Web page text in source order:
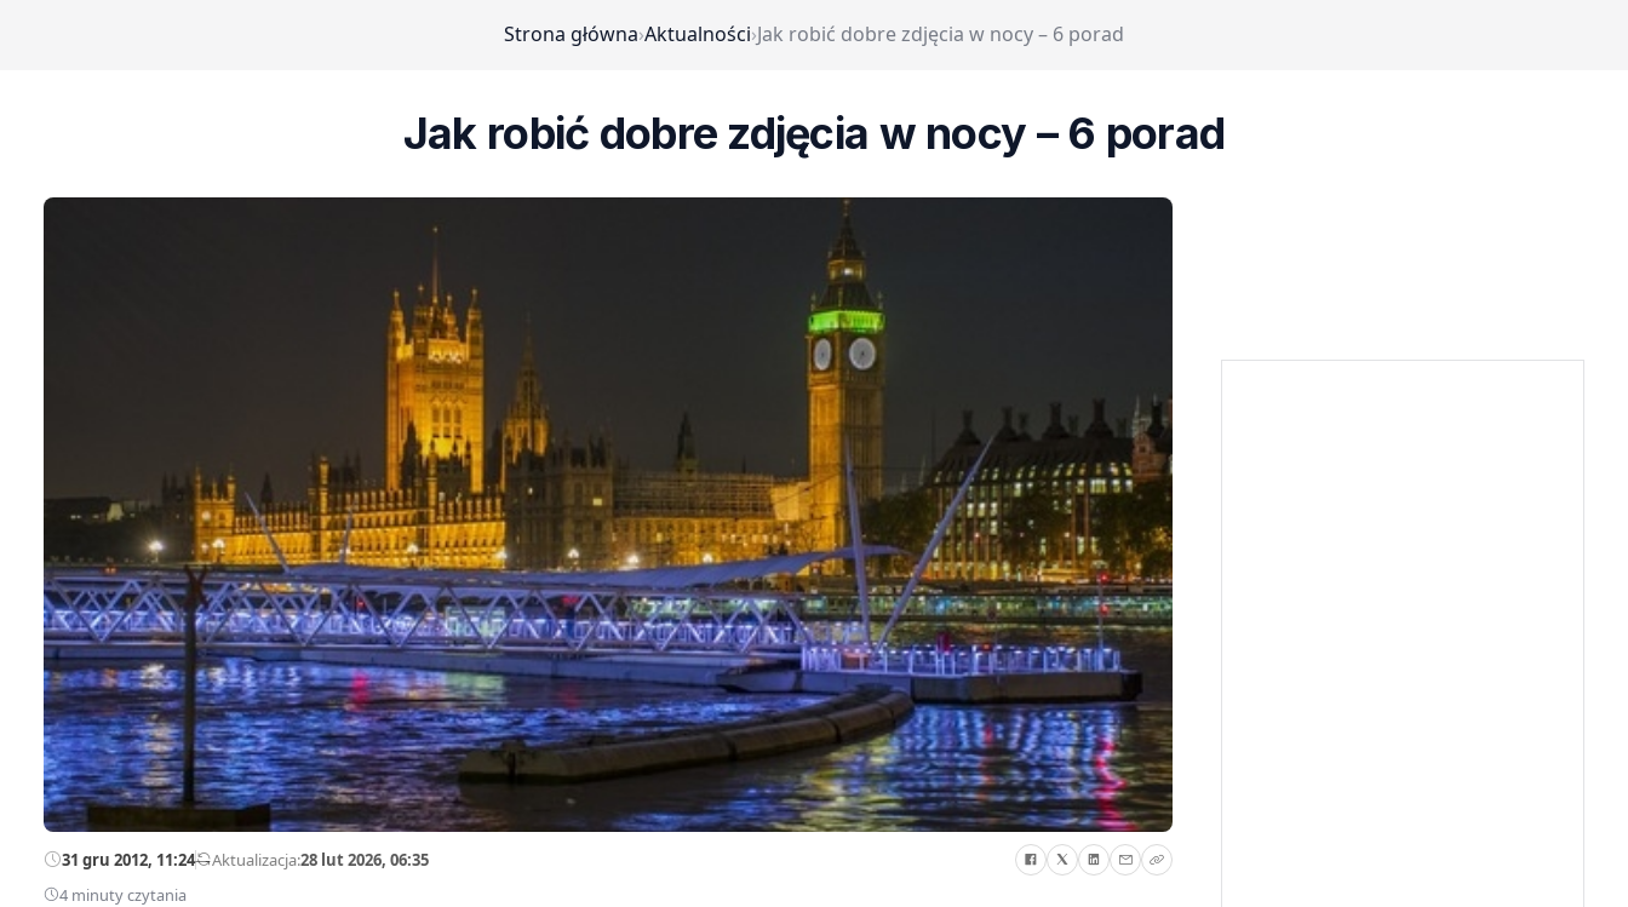
Strona główna›Aktualności›Jak robić dobre zdjęcia w nocy – 6 porad
Jak robić dobre zdjęcia w nocy – 6 porad
31 gru 2012, 11:24—Aktualizacja:28 lut 2026, 06:35
4 minuty czytania